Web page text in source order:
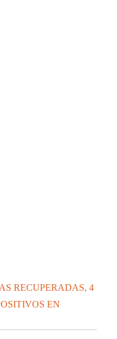
RECUPERADAS, 4
EN